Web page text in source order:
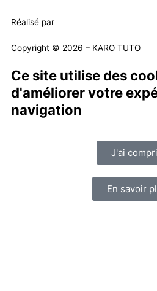
Réalisé par
Copyright © 2026 – KARO TUTO
Ce site utilise des
d'améliorer votre
navigation
J'ai
En savoir